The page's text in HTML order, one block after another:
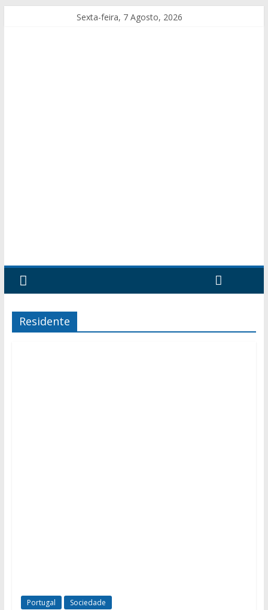
Sexta-feira, 7 Agosto, 2026
Residente
Portugal Sociedade